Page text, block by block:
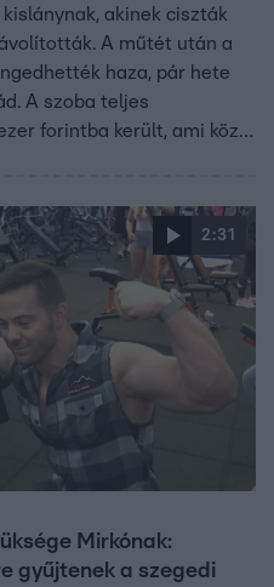
akinek ciszták
A műtét után a
haza, pár hete
A szoba teljes
forintba került, ami közel
léptek fel.
2:31
Mirkónak:
gyűjtenek a szegedi